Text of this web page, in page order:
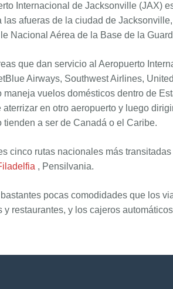
Internacional de Jacksonville (JAX)
las afueras de la ciudad de
Nacional Aérea de la Base de la
que dan servicio al Aeropuerto
Airways, Southwest Airlines,
maneja vuelos domésticos dentro de
aterrizar en otro aeropuerto y luego
tienden a ser de Canadá o el Caribe.
cinco rutas nacionales más
, Pensilvania.
pocas comodidades que los
restaurantes, y los cajeros